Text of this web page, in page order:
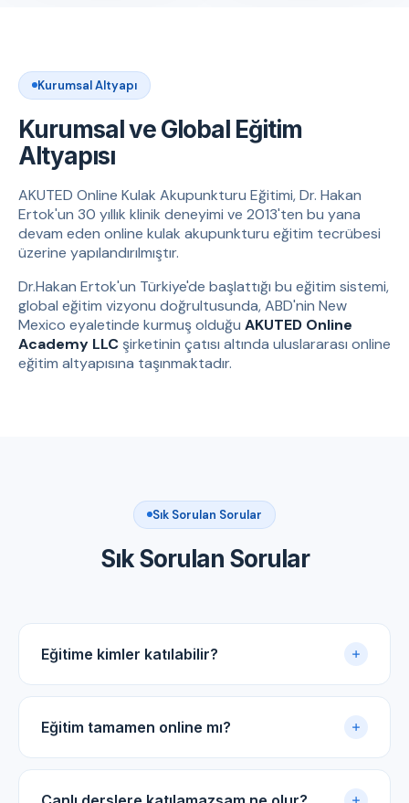
Kurumsal Altyapı
Kurumsal ve Global Eğitim
Altyapısı
AKUTED Online Kulak Akupunkturu Eğitimi, Dr. Hakan
Ertok'un 30 yıllık klinik deneyimi ve 2013'ten bu yana
devam eden online kulak akupunkturu eğitim tecrübesi
üzerine yapılandırılmıştır.
Dr.Hakan Ertok'un Türkiye'de başlattığı bu eğitim sistemi,
global eğitim vizyonu doğrultusunda, ABD'nin New
Mexico eyaletinde kurmuş olduğu AKUTED Online
Academy LLC şirketinin çatısı altında uluslararası online
eğitim altyapısına taşınmaktadır.
Sık Sorulan Sorular
Sık Sorulan Sorular
Eğitime kimler katılabilir?
Akupunktur uygulama sertifikasına sahip tüm tıp
doktorları ve diş hekimleri için uygundur.
Eğitim tamamen online mı?
Evet. Eğitim online panel üzerinden yürütülür. Canlı
dersler, kayıtlı video arşivi ve PDF ders notlarıyla